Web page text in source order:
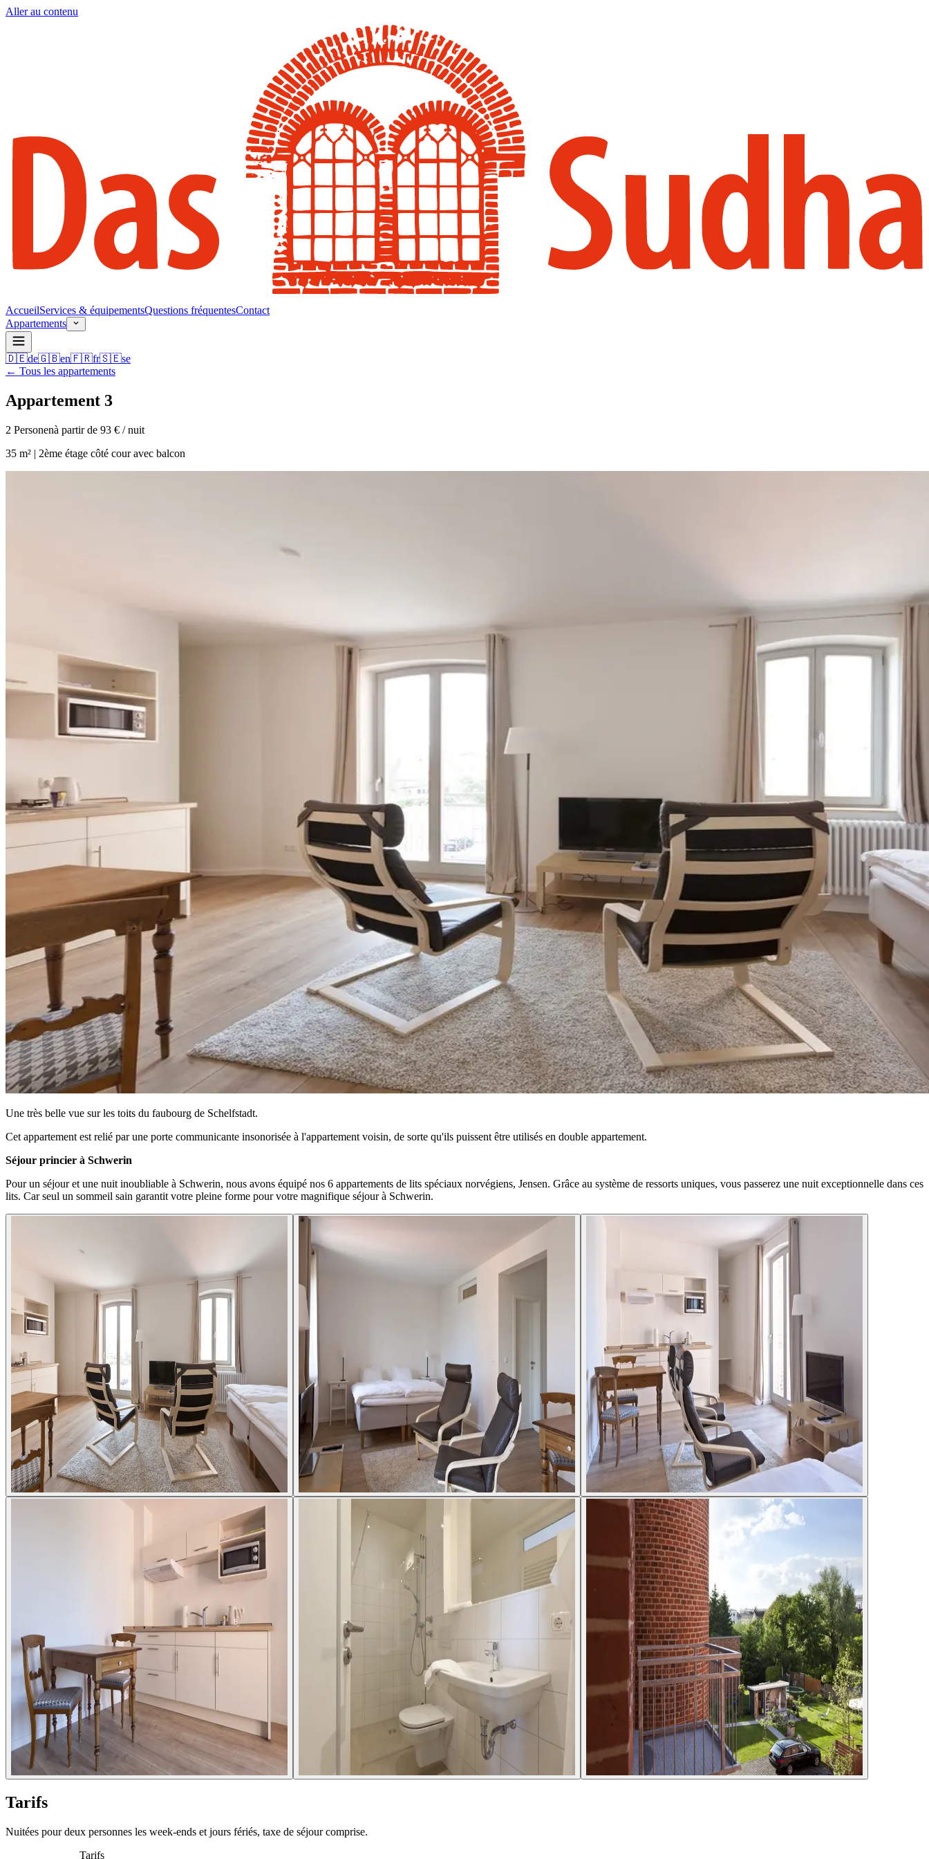
Aller au contenu
AccueilServices & équipementsQuestions fréquentesContact
Appartements
🇩🇪de🇬🇧en🇫🇷fr🇸🇪se
← Tous les appartements
Appartement 3
2 Personenà partir de 93 € / nuit
35 m² | 2ème étage côté cour avec balcon
Une très belle vue sur les toits du faubourg de Schelfstadt.
Cet appartement est relié par une porte communicante insonorisée à l'appartement voisin, de sorte qu'ils puissent être utilisés en double appartement.
Séjour princier à Schwerin
Pour un séjour et une nuit inoubliable à Schwerin, nous avons équipé nos 6 appartements de lits spéciaux norvégiens, Jensen. Grâce au système de ressorts uniques, vous passerez une nuit exceptionnelle dans ces
lits. Car seul un sommeil sain garantit votre pleine forme pour votre magnifique séjour à Schwerin.
Tarifs
Nuitées pour deux personnes les week-ends et jours fériés, taxe de séjour comprise.
Tarifs